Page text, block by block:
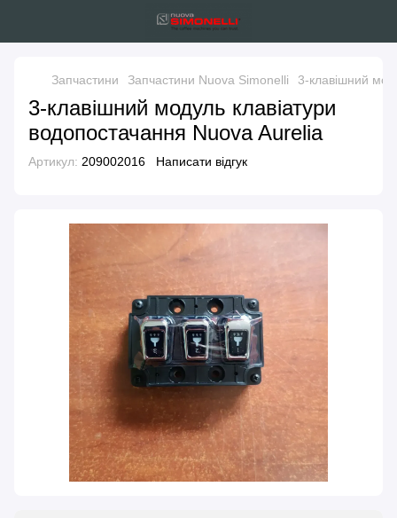
Запчастини Запчастини Nuova Simonelli 3-клавішний
3-клавішний модуль клавіатури
водопостачання Nuova Aurelia
Артикул: 209002016 Написати відгук